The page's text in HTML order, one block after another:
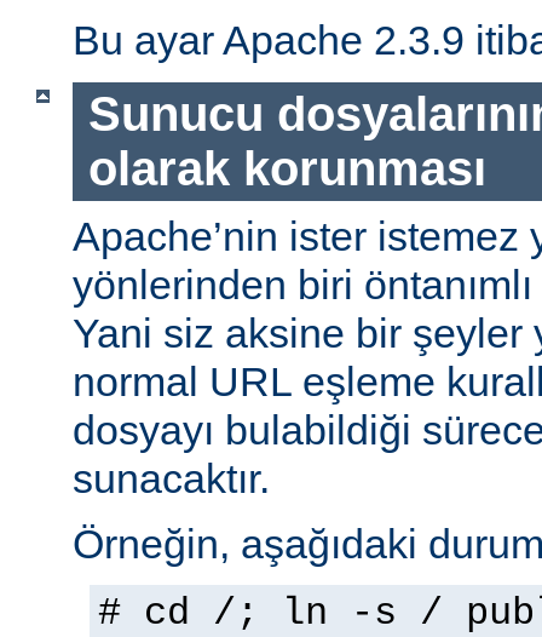
Bu ayar Apache 2.3.9
Sunucu
olarak korunması
Apache’nin ister istemez
yönlerinden biri
Yani siz aksine bir şeyler
normal URL eşleme
dosyayı bulabildiği
sunacaktır.
Örneğin, aşağıdaki
# cd /; ln -s /